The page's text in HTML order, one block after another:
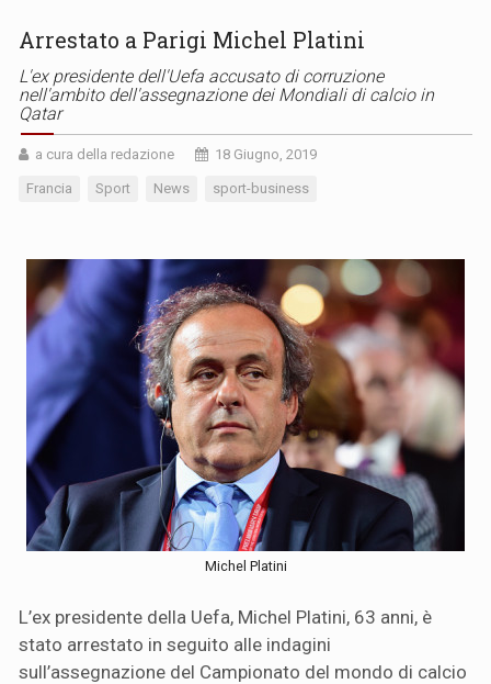
Arrestato a Parigi Michel Platini
L'ex presidente dell'Uefa accusato di corruzione
nell'ambito dell'assegnazione dei Mondiali di calcio in
Qatar
a cura della redazione 18 Giugno, 2019
Francia Sport News sport-business
Michel Platini
L’ex presidente della Uefa, Michel Platini, 63 anni, è
stato arrestato in seguito alle indagini
sull’assegnazione del Campionato del mondo di calcio